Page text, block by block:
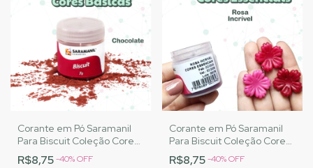
Corante em Pó Saramanil
Para Biscuit Coleção Cores
Básicas - Chocolate
R$8,75-40%OFF
Corante em Pó Saramanil
Para Biscuit Coleção Cores
Essenciais - Rosa Incrível
R$8,75-40%OFF